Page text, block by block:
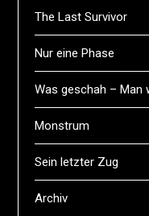
The Last Survivor
Nur eine Phase
Was geschah – Man
Monstrum
Sein letzter Zug
Archiv